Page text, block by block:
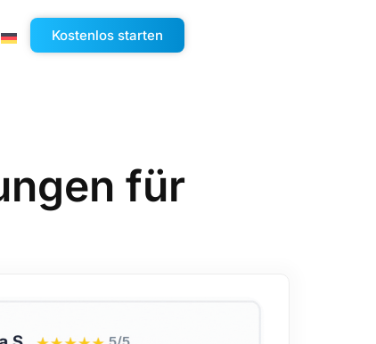
Kostenlos starten
für